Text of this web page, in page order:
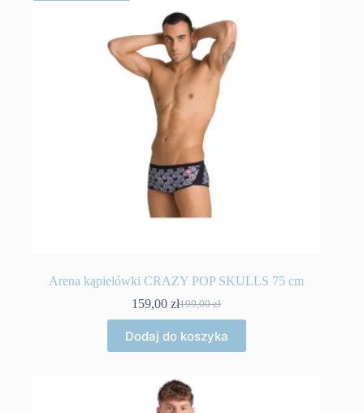
Arena kąpielówki CRAZY POP SKULLS 75 cm
199,00zł
Pierwotna
wynosiła:
199,00 zł.
159,00złAktualna
wynosi:
159,00 zł.
Dodaj do koszyka